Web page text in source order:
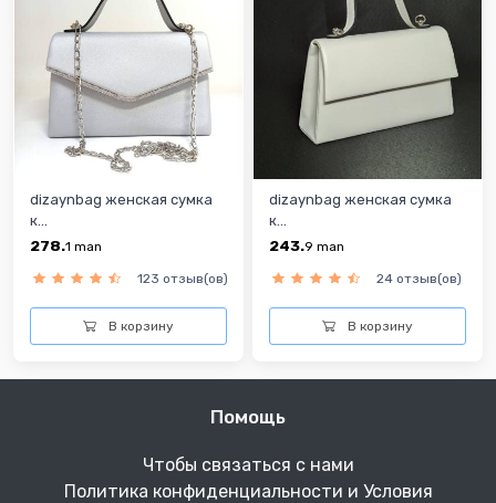
dizaynbag женская сумка
к...
278.1 man
123 отзыв(ов)
В корзину
dizaynbag женская сумка
к...
243.9 man
24 отзыв(ов)
В корзину
Помощь
Чтобы связаться с нами
Политика конфиденциальности и Условия